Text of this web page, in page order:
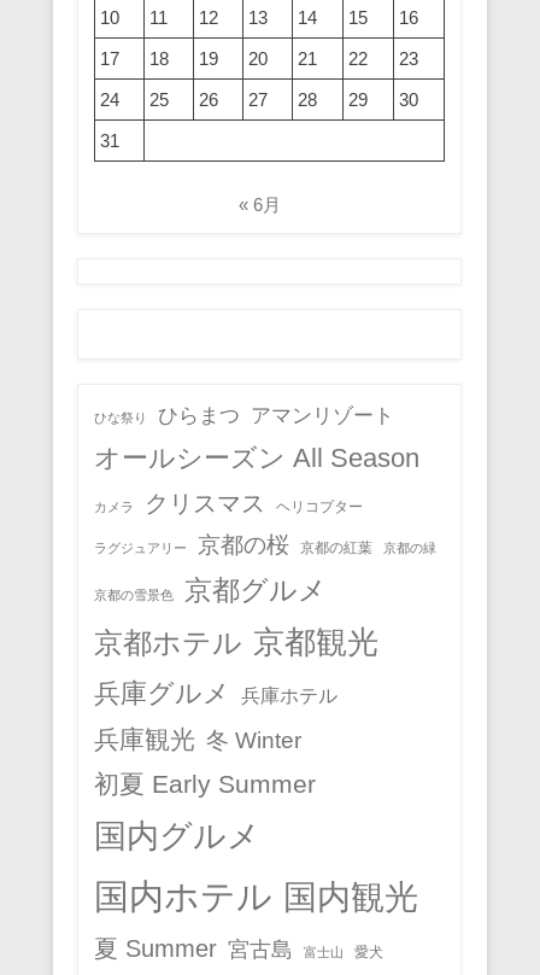
10
11 12 13 14 15
16
17
18 19 20 21 22
23
24
25 26 27 28 29
30
31
« 6月
ひな祭り ひらまつ アマンリゾート
オールシーズン All Season
カメラ クリスマス ヘリコプター
ラグジュアリー 京都の桜 京都の紅葉 京都の緑
京都の雪景色 京都グルメ
京都ホテル 京都観光
兵庫グルメ 兵庫ホテル
兵庫観光 冬 Winter
初夏 Early Summer
国内グルメ
国内ホテル 国内観光
夏 Summer 宮古島 富士山 愛犬